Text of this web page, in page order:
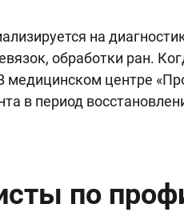
на
обработки ран.
медицинском центре
в период
по